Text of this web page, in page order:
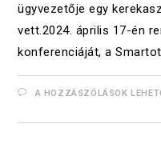
ügyvezetője egy
vett.2024. április 17-én
konferenciáját, a
A HOZZÁSZÓLÁSOK